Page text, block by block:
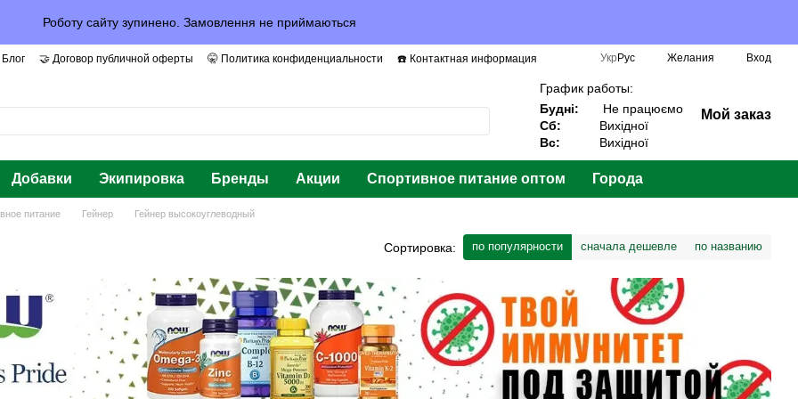
Роботу сайту зупинено. Замовлення не приймаються
🤝 Договор публичной оферты 🤫 Политика конфиденциальности
☎️ Контактная информация
Укр Рус Желания Вход
График работы:
Будні:
Не працюємо
Сб:
Вихідної
Вс:
Вихідної
Мой заказ
Добавки Экипировка Бренды Акции Спортивное питание оптом Города
питание Гейнер Гейнер высокоуглеводный
Сортировка: по популярности сначала дешевле по названию